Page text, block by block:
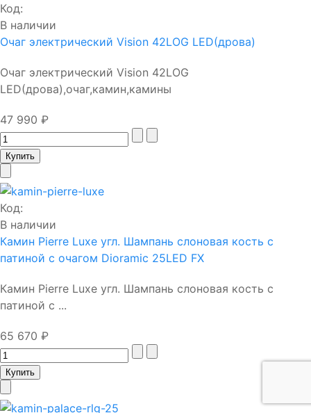
Код:
В наличии
Очаг электрический Vision 42LOG LED(дрова)
Очаг электрический Vision 42LOG
LED(дрова),очаг,камин,камины
47 990 ₽
Код:
В наличии
Камин Pierre Luxe угл. Шампань слоновая кость с
патиной с очагом Dioramic 25LED FX
Камин Pierre Luxe угл. Шампань слоновая кость с
патиной с ...
65 670 ₽